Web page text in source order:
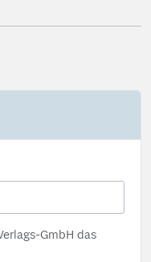
GmbH das